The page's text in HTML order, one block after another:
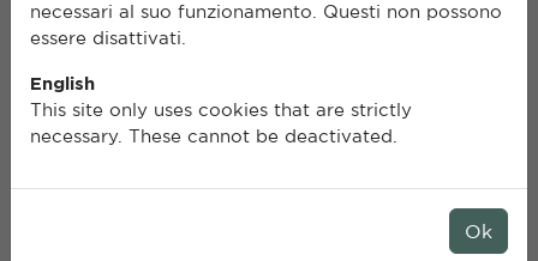
necessari al suo funzionamento. Questi non possono
essere disattivati.
English
This site only uses cookies that are strictly
necessary. These cannot be deactivated.
Ok